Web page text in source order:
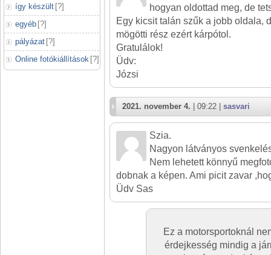
így készült [?]
egyéb [?]
pályázat [?]
Online fotókiállítások [?]
hogyan oldottad meg, de
Egy kicsit talán szűk a jobb oldala,
mögötti rész ezért kárpótol.
Gratulálok!
Üdv:
Józsi
2021. november 4. | 09:22 | sasvari
Szia.
Nagyon látványos
Nem lehetett könnyű
dobnak a képen. Ami picit zavar
Üdv Sas
Ez a motorsportoknál
érdejkesség mindig a